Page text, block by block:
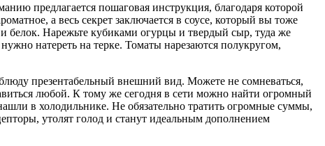
предлагается пошаговая инструкция, благодаря которой
а весь секрет заключается в соусе, который вы тоже
и белок. Нарежьте кубиками огурцы и твердый сыр, туда же
натереть на терке. Томаты нарезаются полукругом,
презентабельный внешний вид. Можете не сомневаться,
любой. К тому же сегодня в сети можно найти огромный
в холодильнике. Не обязательно тратить огромные суммы,
утолят голод и станут идеальным дополнением